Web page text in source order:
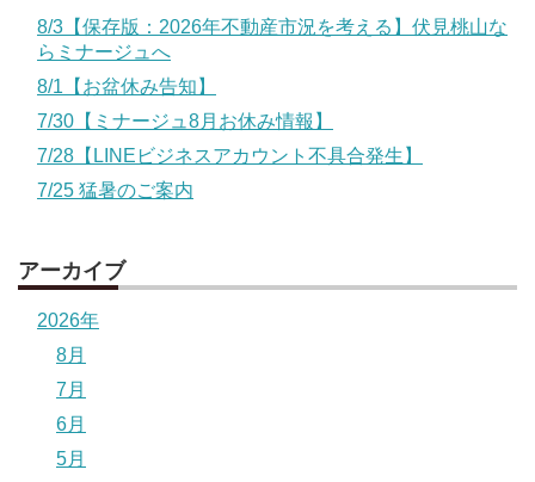
8/3【保存版：2026年不動産市況を考える】伏見桃山な
らミナージュへ
8/1【お盆休み告知】
7/30【ミナージュ8月お休み情報】
7/28【LINEビジネスアカウント不具合発生】
7/25 猛暑のご案内
アーカイブ
2026年
8月
7月
6月
5月